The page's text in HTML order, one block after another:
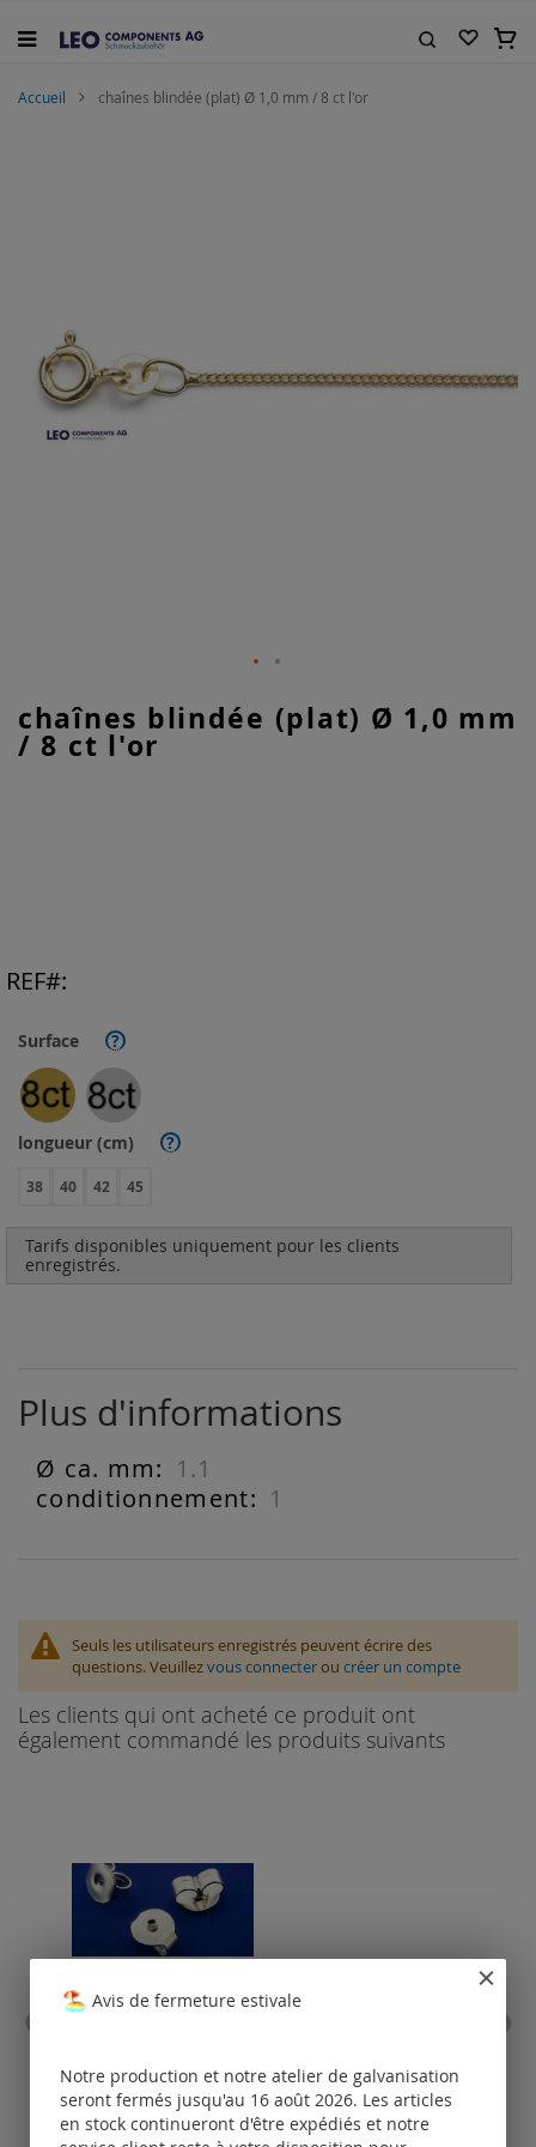
au
Mon
Accueil chaînes blindée (plat) Ø 1,0 mm / 8 ct l'or
chaînes blindée (plat) Ø 1,0 mm
/ 8 ct l'or
Surface ?
longueur (cm) ?
38 40 42 45
Tarifs disponibles uniquement pour les clients
enregistrés.
REF
to
the
beginning
Plus d'informations
Plus
d'informations
1.1
1
Seuls les utilisateurs enregistrés peuvent écrire des
questions. Veuillezvous connecterou créer un compte
Les clients qui ont acheté ce produit ont
également commandé les produits suivants
Tarifs
disponibles
Avis de fermeture estivale
Notre production et notre atelier de galvanisation
seront fermés jusqu'au 16 août 2026. Les articles
en stock continueront d'être expédiés et notre